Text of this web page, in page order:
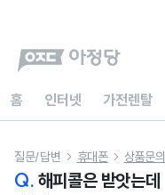
홈 인터넷 가전렌탈
질문/답변  휴대폰  상품문의
Q. 해피콜은 받앗는데